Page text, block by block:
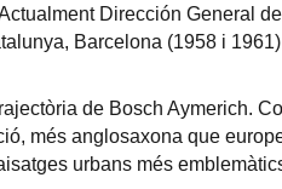
Dirección General
Barcelona (1958 i
de Bosch Aymerich.
més anglosaxona que
urbans més